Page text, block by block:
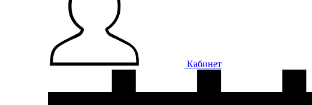
Кабинет